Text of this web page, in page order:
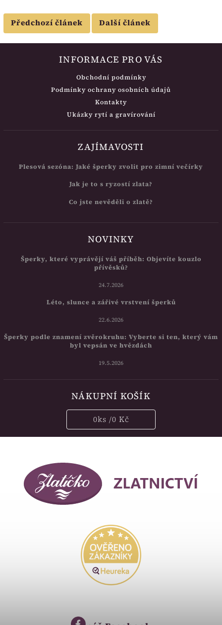
Předchozí článek Další článek
INFORMACE PRO VÁS
Obchodní podmínky
Podmínky ochrany osobních údajů
Kontakty
Ukázky rytí a gravírování
ZAJÍMAVOSTI
Plesová sezóna: Jaké šperky zvolit pro zimní večírky
Jak je to s ryzostí zlata?
Co jste nevěděli o zlatě?
NOVINKY
Šperky, které vyprávějí váš příběh: Objevíte kouzlo
přívěsků?
24.7.2026
Léto, slunce a zářivé vrstvení šperků
22.6.2026
Šperky podle znamení zvěrokruhu: Vyberte si ten, který vám
byl vepsán ve hvězdách
19.5.2026
NÁKUPNÍ KOŠÍK
0ks /0 Kč